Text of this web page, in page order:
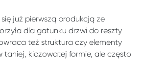
już pierwszą produkcją ze
dla gatunku drzwi do reszty
też struktura czy elementy
taniej, kiczowatej formie, ale często